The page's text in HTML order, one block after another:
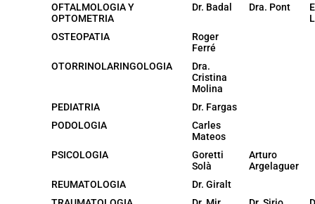
OFTALMOLOGIA Y
OPTOMETRIA
Dr. Badal Dra. Pont
OSTEOPATIA
Roger
Ferré
OTORRINOLARINGOLOGIA
Dra.
Cristina
Molina
PEDIATRIA
Dr. Fargas
PODOLOGIA
Carles
Mateos
PSICOLOGIA
Goretti
Solà
Arturo
Argelaguer
REUMATOLOGIA
Dr. Giralt